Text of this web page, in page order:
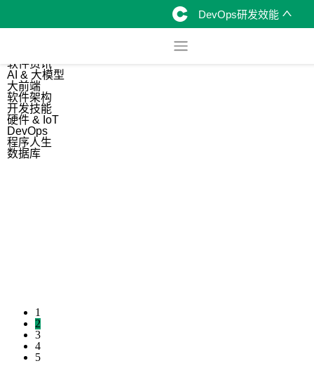
DevOps研发效能
软件资讯
AI & 大模型
大前端
软件架构
开发技能
硬件 & IoT
DevOps
程序人生
数据库
1
2
3
4
5